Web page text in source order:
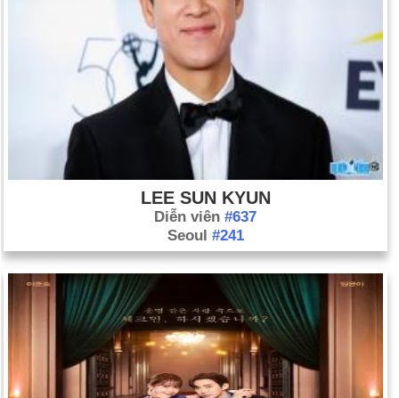
LEE SUN KYUN
Diễn viên #637
Seoul #241